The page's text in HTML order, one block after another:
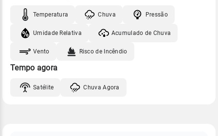
Temperatura Chuva Pressão
Umidade Relativa Acumulado de Chuva
Vento Risco de Incêndio
Tempo agora
Satélite Chuva Agora